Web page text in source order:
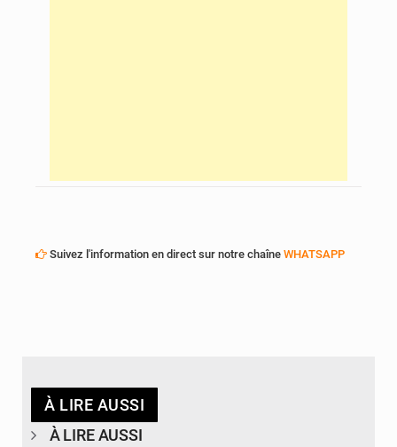
Suivez l'information en direct sur notre chaîne WHATSAPP
À LIRE AUSSI
À LIRE AUSSI